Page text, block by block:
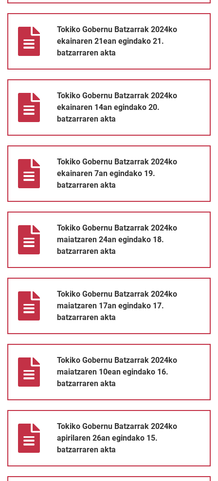
Tokiko Gobernu Batzarrak 2024ko
ekainaren 21ean egindako 21.
batzarraren akta
Tokiko Gobernu Batzarrak 2024ko
ekainaren 14an egindako 20.
batzarraren akta
Tokiko Gobernu Batzarrak 2024ko
ekainaren 7an egindako 19.
batzarraren akta
Tokiko Gobernu Batzarrak 2024ko
maiatzaren 24an egindako 18.
batzarraren akta
Tokiko Gobernu Batzarrak 2024ko
maiatzaren 17an egindako 17.
batzarraren akta
Tokiko Gobernu Batzarrak 2024ko
maiatzaren 10ean egindako 16.
batzarraren akta
Tokiko Gobernu Batzarrak 2024ko
apirilaren 26an egindako 15.
batzarraren akta